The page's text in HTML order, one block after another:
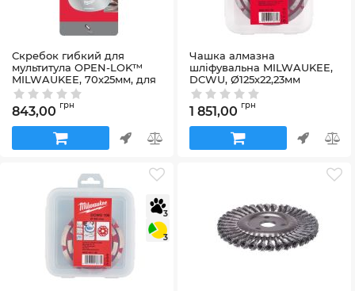
Скребок гибкий для
мультитула OPEN-LOK™
MILWAUKEE, 70х25мм, для
удаления силикона, клея,
краски
Артикул:48906063
843,00 грн
Чашка алмазна
шліфувальна MILWAUKEE,
DCWU, Ø125х22,23мм
Артикул:4932451186
1 851,00 грн
3
3